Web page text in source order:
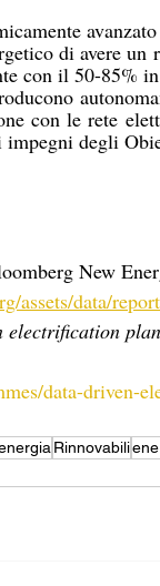
di avere
con il 50-85%
con le rete
degli
New
assets/data/
electrification
data-driven-
Rinnovabili